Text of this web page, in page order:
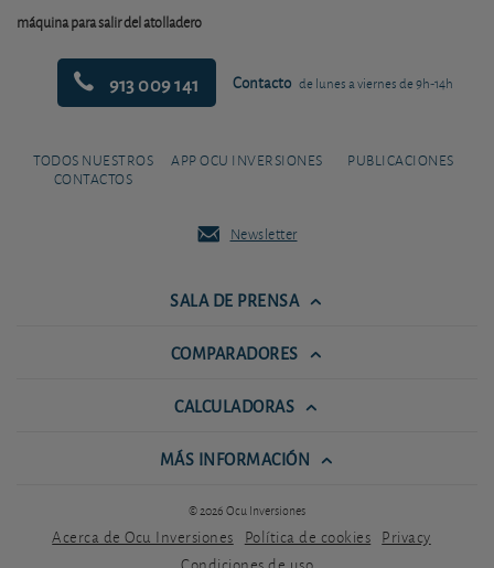
máquina para salir del atolladero
913 009 141 Contacto de lunes a viernes de 9h-14h
TODOS NUESTROS
CONTACTOS
APP OCU INVERSIONES PUBLICACIONES
Newsletter
SALA DE PRENSA
COMPARADORES
CALCULADORAS
MÁS INFORMACIÓN
© 2026 Ocu Inversiones
Acerca de Ocu Inversiones Política de cookies Privacy